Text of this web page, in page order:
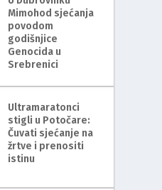
Mimohod sjećanja
povodom
godišnjice
Genocida u
Srebrenici
Ultramaratonci
stigli u Potočare:
Čuvati sjećanje na
žrtve i prenositi
istinu